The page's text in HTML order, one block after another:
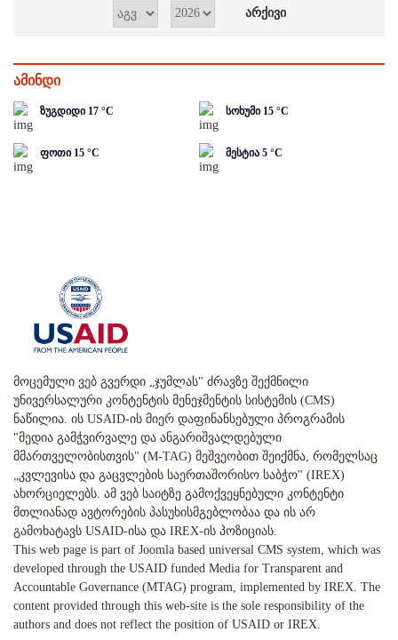
ამინდი
ზუგდიდი 17 °C სოხუმი 15 °C
ფოთი 15 °C მესტია 5 °C
მოცემული ვებ გვერდი „ჯუმლას" ძრავზე შექმნილი
უნივერსალური კონტენტის მენეჯმენტის სისტემის (CMS)
ნაწილია. ის USAID-ის მიერ დაფინანსებული პროგრამის
"მედია გამჭვირვალე და ანგარიშვალდებული
მმართველობისთვის" (M-TAG) მეშვეობით შეიქმნა, რომელსაც
„კვლევისა და გაცვლების საერთაშორისო საბჭო" (IREX)
ახორციელებს. ამ ვებ საიტზე გამოქვეყნებული კონტენტი
მთლიანად ავტორების პასუხისმგებლობაა და ის არ
გამოხატავს USAID-ისა და IREX-ის პოზიციას.
This web page is part of Joomla based universal CMS system, which was
developed through the USAID funded Media for Transparent and
Accountable Governance (MTAG) program, implemented by IREX. The
content provided through this web-site is the sole responsibility of the
authors and does not reflect the position of USAID or IREX.